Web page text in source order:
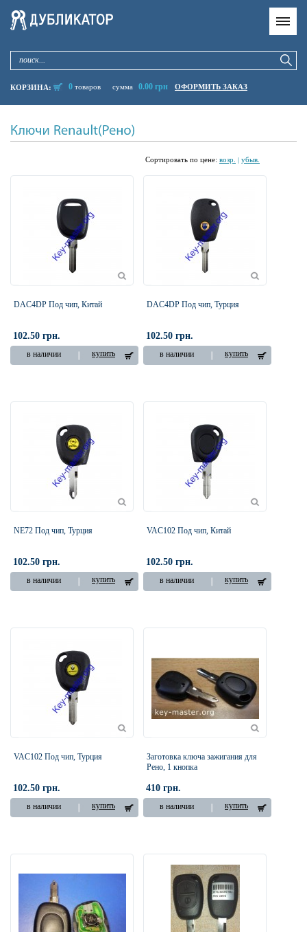
КОРЗИНА: 0 товаров сумма 0.00 грн ОФОРМИТЬ ЗАКАЗ
Cортировать по цене: возр. | убыв.
DAC4DP Под чип, Китай
102.50 грн.
в наличии купить
DAC4DP Под чип, Турция
102.50 грн.
в наличии купить
NE72 Под чип, Турция
102.50 грн.
в наличии купить
VAC102 Под чип, Китай
102.50 грн.
в наличии купить
VAC102 Под чип, Турция
102.50 грн.
в наличии купить
Заготовка ключа зажигания для
Рено, 1 кнопка
410 грн.
в наличии купить